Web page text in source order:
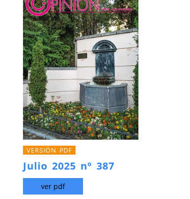
VERSIÓN PDF
Julio 2025 nº 387
ver pdf